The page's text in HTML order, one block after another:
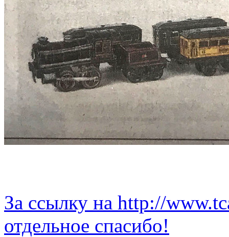
За ссылку на http://
отдельное спасибо!